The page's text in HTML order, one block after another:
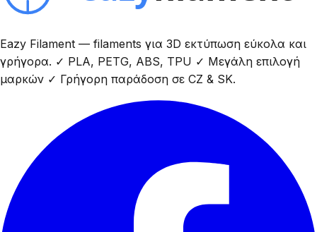
Eazy Filament — filaments για 3D εκτύπωση εύκολα και
γρήγορα. ✓ PLA, PETG, ABS, TPU ✓ Μεγάλη επιλογή
μαρκών ✓ Γρήγορη παράδοση σε CZ & SK.